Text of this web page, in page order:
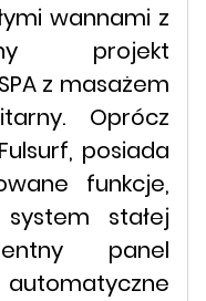
wannami z
projekt
z masażem
Oprócz
posiada
funkcje,
stałej
panel